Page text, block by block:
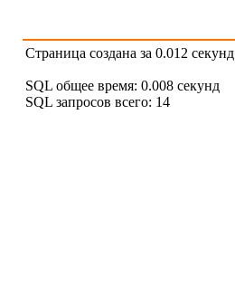
Страница создана за 0.012 секунд
SQL общее время: 0.008 секунд
SQL запросов всего: 14